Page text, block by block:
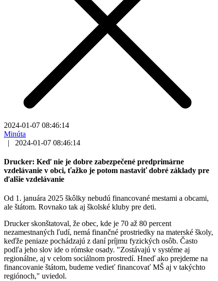
2024-01-07 08:46:14
Minúta
|
2024-01-07 08:46:14
Drucker: Keď nie je dobre zabezpečené predprimárne
vzdelávanie v obci, ťažko je potom nastaviť dobré základy pre
ďalšie vzdelávanie
Od 1. januára 2025 škôlky nebudú financované mestami a obcami,
ale štátom. Rovnako tak aj školské kluby pre deti.
Drucker skonštatoval, že obec, kde je 70 až 80 percent
nezamestnaných ľudí, nemá finančné prostriedky na materské školy,
keďže peniaze pochádzajú z daní príjmu fyzických osôb. Často
podľa jeho slov ide o rómske osady. "Zostávajú v systéme aj
regionálne, aj v celom sociálnom prostredí. Hneď ako prejdeme na
financovanie štátom, budeme vedieť financovať MŠ aj v takýchto
regiónoch," uviedol.